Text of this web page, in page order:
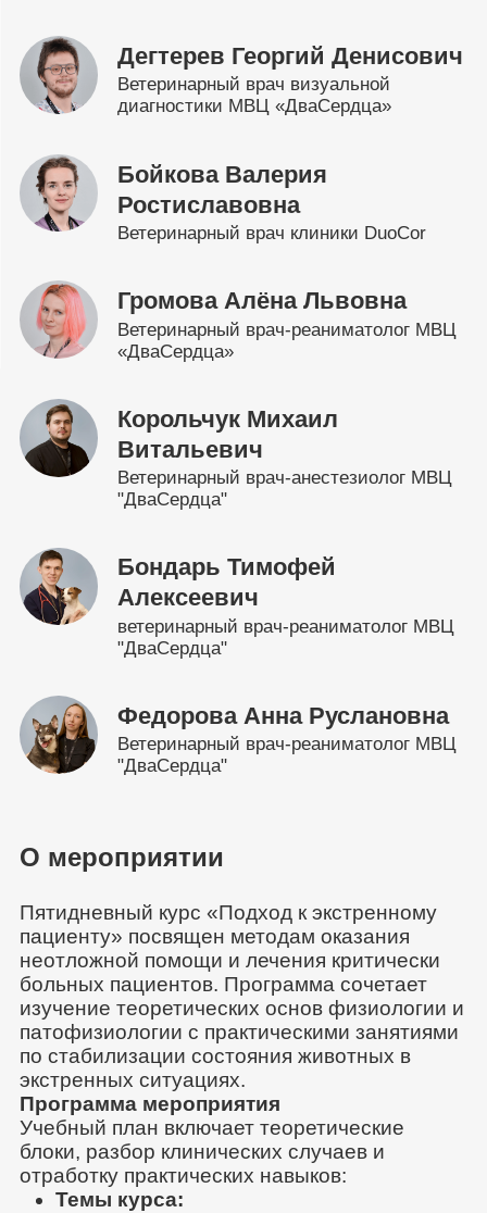
Дегтерев Георгий Денисович
Ветеринарный врач визуальной
диагностики МВЦ «ДваСердца»
Бойкова Валерия
Ростиславовна
Ветеринарный врач клиники DuoCor
Громова Алёна Львовна
Ветеринарный врач-реаниматолог МВЦ
«ДваСердца»
Корольчук Михаил
Витальевич
Ветеринарный врач-анестезиолог МВЦ
"ДваСердца"
Бондарь Тимофей
Алексеевич
ветеринарный врач-реаниматолог МВЦ
"ДваСердца"
Федорова Анна Руслановна
Ветеринарный врач-реаниматолог МВЦ
"ДваСердца"
О мероприятии
Пятидневный курс «Подход к экстренному
пациенту» посвящен методам оказания
неотложной помощи и лечения критически
больных пациентов. Программа сочетает
изучение теоретических основ физиологии и
патофизиологии с практическими занятиями
по стабилизации состояния животных в
экстренных ситуациях.
Программа мероприятия
Учебный план включает теоретические
блоки, разбор клинических случаев и
отработку практических навыков:
Темы курса: